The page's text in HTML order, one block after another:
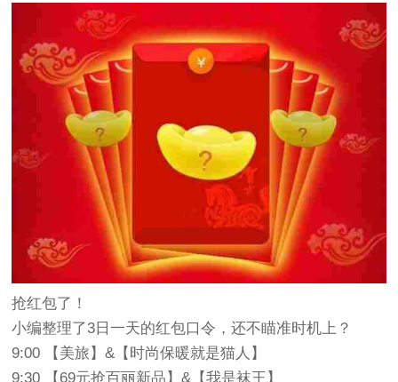
抢红包了！
小编整理了3日一天的红包口令，还不瞄准时机上？
9:00 【美旅】&【时尚保暖就是猫人】
9:30 【69元抢百丽新品】&【我是袜王】